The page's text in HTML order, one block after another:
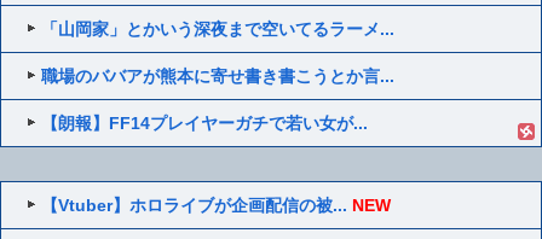
「山岡家」とかいう深夜まで空いてるラーメ...
職場のババアが熊本に寄せ書き書こうとか言...
【朗報】FF14プレイヤーガチで若い女が...
【Vtuber】ホロライブが企画配信の被... NEW